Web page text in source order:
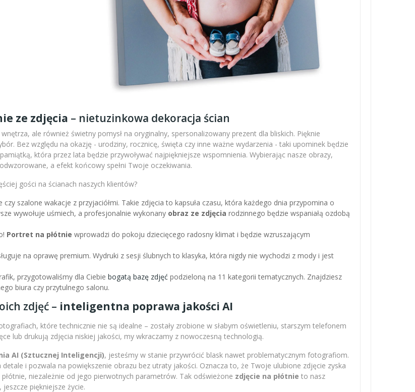
ze zdjęcia – nietuzinkowa dekoracja ścian
ale również świetny pomysł na oryginalny, spersonalizowany prezent dla bliskich. Pięknie
Bez względu na okazję - urodziny, rocznicę, święta czy inne ważne wydarzenia - taki upominek będzie
która przez lata będzie przywoływać najpiękniejsze wspomnienia. Wybierając nasze obrazy,
a efekt końcowy spełni Twoje oczekiwania.
gości na ścianach naszych klientów?
czy szalone wakacje z przyjaciółmi. Takie zdjęcia to kapsuła czasu, która każdego dnia przypomina o
wywołuje uśmiech, a profesjonalnie wykonany obraz ze zdjęcia rodzinnego będzie wspaniałą ozdobą
Portret na płótnie wprowadzi do pokoju dziecięcego radosny klimat i będzie wzruszającym
na oprawę premium. Wydruki z sesji ślubnych to klasyka, która nigdy nie wychodzi z mody i jest
przygotowaliśmy dla Ciebie bogatą bazę zdjęć podzieloną na 11 kategorii tematycznych. Znajdziesz
biura czy przytulnego salonu.
zdjęć – inteligentna poprawa jakości AI
które technicznie nie są idealne – zostały zrobione w słabym oświetleniu, starszym telefonem
lub drukują zdjęcia niskiej jakości, my wkraczamy z nowoczesną technologią.
AI (Sztucznej Inteligencji), jesteśmy w stanie przywrócić blask nawet problematycznym fotografiom.
i pozwala na powiększenie obrazu bez utraty jakości. Oznacza to, że Twoje ulubione zdjęcie zyska
niezależnie od jego pierwotnych parametrów. Tak odświeżone zdjęcie na płótnie to nasz
piękniejsze życie.